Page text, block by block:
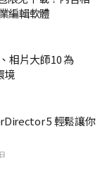
編輯軟體
相片大師10 為
境
5 輕鬆讓你